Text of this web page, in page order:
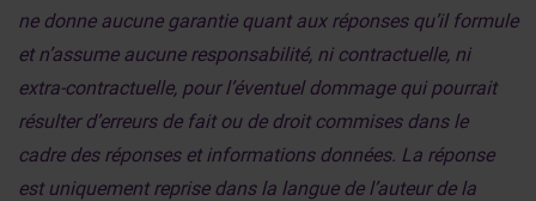
ne donne aucune garantie quant aux réponses qu’il formule
et n’assume aucune responsabilité, ni contractuelle, ni
extra-contractuelle, pour l’éventuel dommage qui pourrait
résulter d’erreurs de fait ou de droit commises dans le
cadre des réponses et informations données. La réponse
est uniquement reprise dans la langue de l’auteur de la